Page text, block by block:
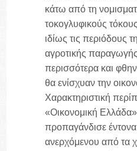
κάτω από τη
τοκογλυφικούς
ιδίως τις περιόδους
αγροτικής
περισσότερα και
θα ενίσχυαν την
Χαρακτηριστική
«Οικονομική
προπαγάνδισε
ανερχόμενου από τα